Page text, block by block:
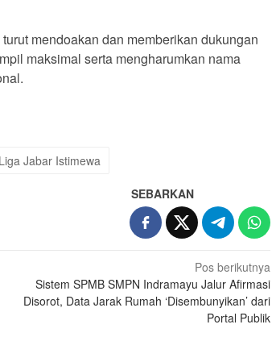
mendoakan dan memberikan dukungan
maksimal serta mengharumkan nama
Jabar Istimewa
SEBARKAN
Pos berikutnya
Sistem SPMB SMPN Indramayu Jalur Afirmasi
Disorot, Data Jarak Rumah ‘Disembunyikan’ dari
Portal Publik